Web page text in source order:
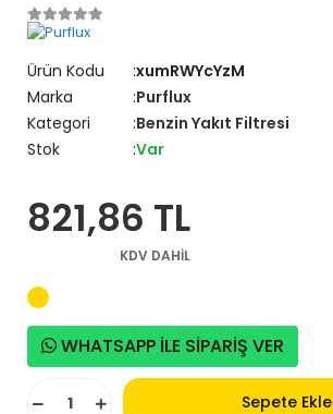
Ürün Kodu
xumRWYcYzM
Marka
Purflux
Kategori
Benzin Yakıt Filtresi
Stok
Var
821,86 TL
KDV DAHİL
WHATSAPP İLE SİPARİŞ VER
Sepete Ekle